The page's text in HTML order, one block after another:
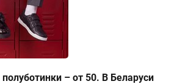
– от 50. В Беларуси